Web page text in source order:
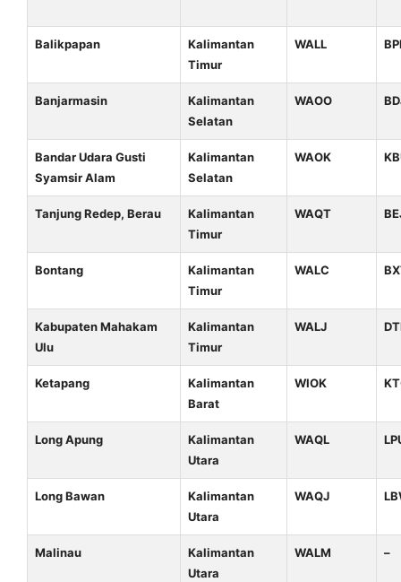
Balikpapan
Kalimantan
Timur
WALL
Banjarmasin
Kalimantan
Selatan
WAOO
Bandar Udara Gusti
Syamsir Alam
Kalimantan
Selatan
WAOK
Tanjung Redep, Berau
Kalimantan
Timur
WAQT
Bontang
Kalimantan
Timur
WALC
Kabupaten Mahakam
Ulu
Kalimantan
Timur
WALJ
Ketapang
Kalimantan
Barat
WIOK
Long Apung
Kalimantan
Utara
WAQL
Long Bawan
Kalimantan
Utara
WAQJ
Malinau
Kalimantan
Utara
WALM –